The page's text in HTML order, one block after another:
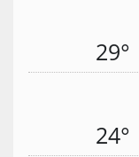
29°
24°